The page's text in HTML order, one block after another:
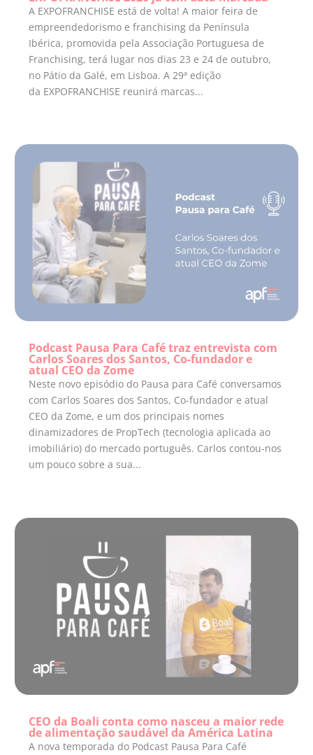
A EXPOFRANCHISE está de volta! A maior feira de
empreendedorismo e franchising da Península
Ibérica, promovida pela Associação Portuguesa de
Franchising, terá lugar nos dias 23 e 24 de outubro,
no Pátio da Galé, em Lisboa. A 29ª edição
da EXPOFRANCHISE reunirá marcas...
Podcast Pausa Para Café traz entrevista com
Carlos Soares dos Santos, Co-fundador e
atual CEO da Zome
Neste novo episódio do Pausa para Café conversamos
com Carlos Soares dos Santos, Co-fundador e atual
CEO da Zome, e um dos principais nomes
dinamizadores de PropTech (tecnologia aplicada ao
imobiliário) do mercado português. Carlos contou-nos
um pouco sobre a sua...
CEO da Boali conta como nasceu a maior rede
de alimentação saudável da América Latina
A nova temporada do Podcast Pausa Para Café